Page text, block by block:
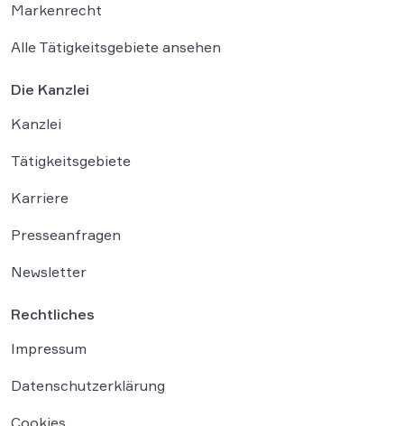
Markenrecht
Alle Tätigkeitsgebiete ansehen
Die Kanzlei
Kanzlei
Tätigkeitsgebiete
Karriere
Presseanfragen
Newsletter
Rechtliches
Impressum
Datenschutzerklärung